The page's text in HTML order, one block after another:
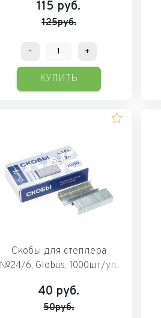
115 руб.
125руб.
- +
КУПИТЬ
Скобы для степлера
№24/6, Globus, 1000шт/уп.
40 руб.
50руб.